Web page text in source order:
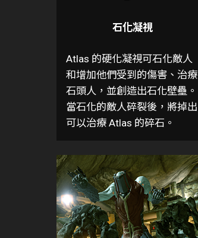
石化凝視
Atlas 的硬化凝視可石化敵人
和增加他們受到的傷害、治療
石頭人，並創造出石化壁壘。
當石化的敵人碎裂後，將掉出
可以治療 Atlas 的碎石。